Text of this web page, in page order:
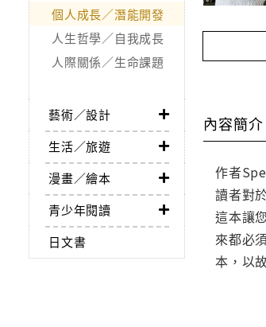
個人成長／潛能開發
人生哲學／自我成長
人際關係／生命課題
藝術／設計
生活／旅遊
漫畫／繪本
青少年閱讀
日文書
內容簡介
作者
讀者對
這本讓
來都必
本，以